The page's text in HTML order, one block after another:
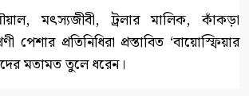
মৎস্যজীবী, ট্রলার মালিক, কাঁকড়া
পেশার প্রতিনিধিরা প্রস্তাবিত ‘বায়োস্ফিয়ার
মতামত তুলে ধরেন।